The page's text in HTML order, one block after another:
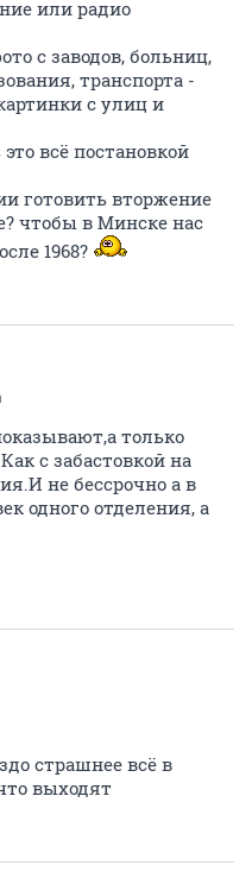
или радио
с заводов, больниц,
транспорта -
с улиц и
всё постановкой
готовить вторжение
чтобы в Минске нас
1968?
только
с забастовкой на
не бессрочно а в
одного отделения, а
страшнее всё в
выходят